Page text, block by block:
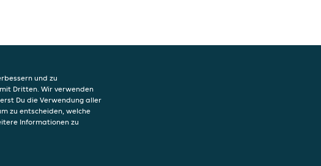
und zu
Dritten. Wir verwenden
Du die Verwendung aller
zu entscheiden, welche
Informationen zu